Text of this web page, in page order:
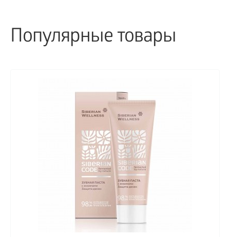
Популярные товары